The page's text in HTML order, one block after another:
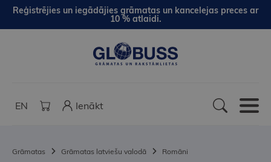
Reģistrējies un iegādājies grāmatas un kancelejas preces ar
10 % atlaidi.
EN Ienākt
Grāmatas Grāmatas latviešu valodā
Romāni